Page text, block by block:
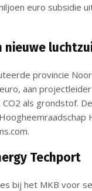
euro subsidie
nieuwe
provincie
aan
CO2 als grondstof.
Techport
bij het MKB voor